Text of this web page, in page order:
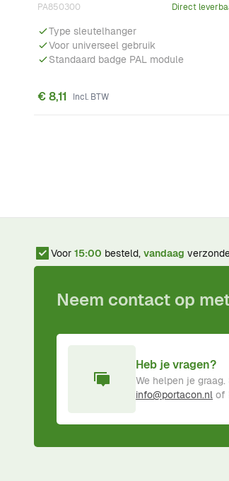
PA850300 Direct
Type sleutelhanger
Voor universeel gebruik
Standaard badge PAL module
€ 8,11
Voor 15:00 besteld, vandaag
Neem contact op
Heb je vragen?
We helpen je
info@portacon.nl of